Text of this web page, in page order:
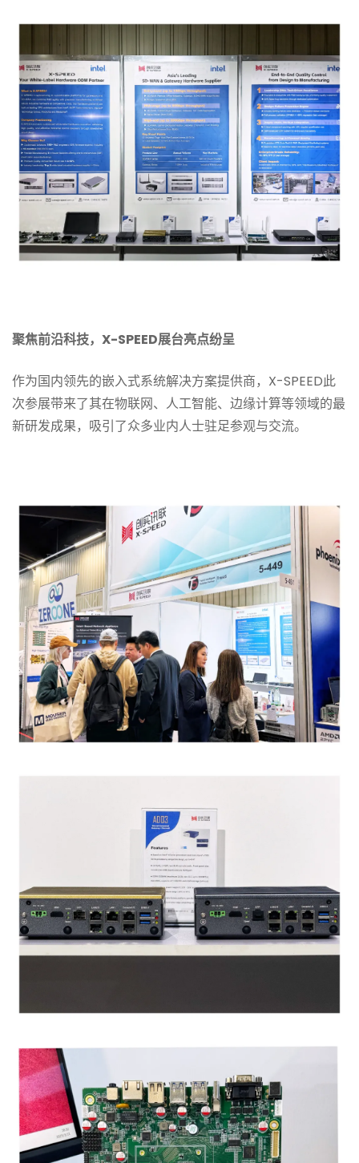
聚焦前沿科技，X-SPEED展台亮点纷呈
作为国内领先的嵌入式系统解决方案提供商，X-SPEED此
次参展带来了其在物联网、人工智能、边缘计算等领域的最
新研发成果，吸引了众多业内人士驻足参观与交流。